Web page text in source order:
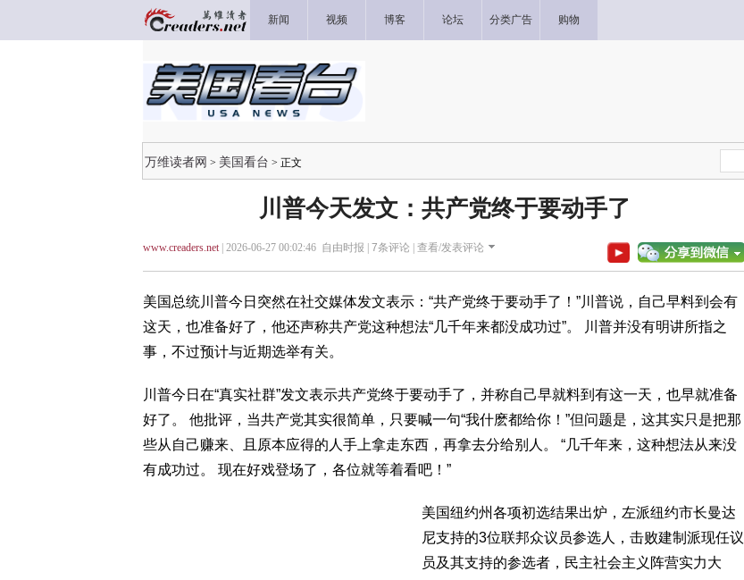
新闻 视频 博客 论坛 分类广告 购物
万维读者网 > 美国看台 > 正文
川普今天发文：共产党终于要动手了
www.creaders.net| 2026-06-27 00:02:46 自由时报 | 7条评论 | 查看/发表评论
美国总统川普今日突然在社交媒体发文表示：“共产党终于要动手了！”川普说，自己早料到会有
这天，也准备好了，他还声称共产党这种想法“几千年来都没成功过”。 川普并没有明讲所指之
事，不过预计与近期选举有关。
川普今日在“真实社群”发文表示共产党终于要动手了，并称自己早就料到有这一天，也早就准备
好了。 他批评，当共产党其实很简单，只要喊一句“我什麽都给你！”但问题是，这其实只是把那
些从自己赚来、且原本应得的人手上拿走东西，再拿去分给别人。 “几千年来，这种想法从来没
有成功过。 现在好戏登场了，各位就等着看吧！”
美国纽约州各项初选结果出炉，左派纽约市长曼达
尼支持的3位联邦众议员参选人，击败建制派现任议
员及其支持的参选者，民主社会主义阵营实力大